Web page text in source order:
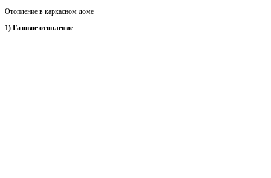
Отопление в каркасном доме
1) Газовое отопление